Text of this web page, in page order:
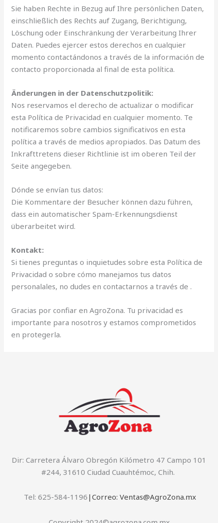
Sie haben Rechte in Bezug auf Ihre persönlichen Daten,
einschließlich des Rechts auf Zugang, Berichtigung,
Löschung oder Einschränkung der Verarbeitung Ihrer
Daten. Puedes ejercer estos derechos en cualquier
momento contactándonos a través de la información de
contacto proporcionada al final de esta política.
Änderungen in der Datenschutzpolitik:
Nos reservamos el derecho de actualizar o modificar
esta Política de Privacidad en cualquier momento. Te
notificaremos sobre cambios significativos en esta
política a través de medios apropiados. Das Datum des
Inkrafttretens dieser Richtlinie ist im oberen Teil der
Seite angegeben.
Dónde se envían tus datos:
Die Kommentare der Besucher können dazu führen,
dass ein automatischer Spam-Erkennungsdienst
überarbeitet wird.
Kontakt:
Si tienes preguntas o inquietudes sobre esta Política de
Privacidad o sobre cómo manejamos tus datos
personalales, no dudes en contactarnos a través de .
Gracias por confiar en AgroZona. Tu privacidad es
importante para nosotros y estamos comprometidos
en protegerla.
Dir: Carretera Álvaro Obregón Kilómetro 47 Campo 101
#244, 31610 Ciudad Cuauhtémoc, Chih.
Tel: 625-584-1196 |Correo: Ventas@AgroZona.mx